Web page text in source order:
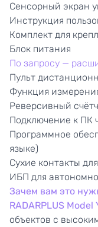
Сенсорный экран
Инструкция
Комплект для
Блок питания
По запросу —
Пульт
Функция
Реверсивный
Подключение к ПК
Программное
языке)
Сухие контакты
ИБП для
Зачем вам это
RADARPLUS Model
объектов с